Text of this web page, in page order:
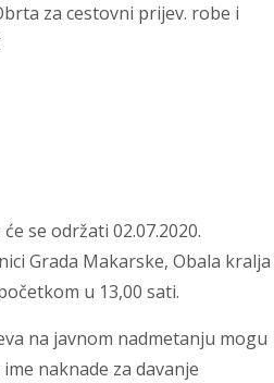
za cestovni prijev. robe i
se održati 02.07.2020.
Grada Makarske, Obala kralja
u 13,00 sati.
na javnom nadmetanju mogu
naknade za davanje